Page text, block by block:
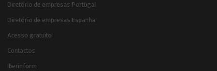
Diretório de empresas Portugal
Diretório de empresas Espanha
Acesso gratuito
Contactos
Iberinform